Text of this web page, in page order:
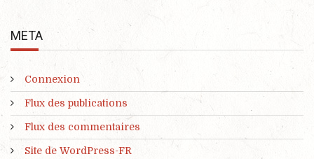
META
Connexion
Flux des publications
Flux des commentaires
Site de WordPress-FR